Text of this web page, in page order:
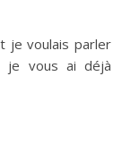
je voulais parler
je vous ai déjà